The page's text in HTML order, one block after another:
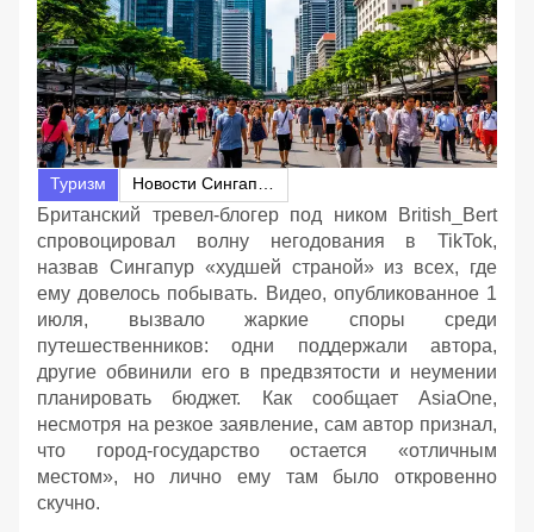
Туризм Новости Сингапура
Британский тревел-блогер под ником British_Bert
спровоцировал волну негодования в TikTok,
назвав Сингапур «худшей страной» из всех, где
ему довелось побывать. Видео, опубликованное 1
июля, вызвало жаркие споры среди
путешественников: одни поддержали автора,
другие обвинили его в предвзятости и неумении
планировать бюджет. Как сообщает AsiaOne,
несмотря на резкое заявление, сам автор признал,
что город-государство остается «отличным
местом», но лично ему там было откровенно
скучно.